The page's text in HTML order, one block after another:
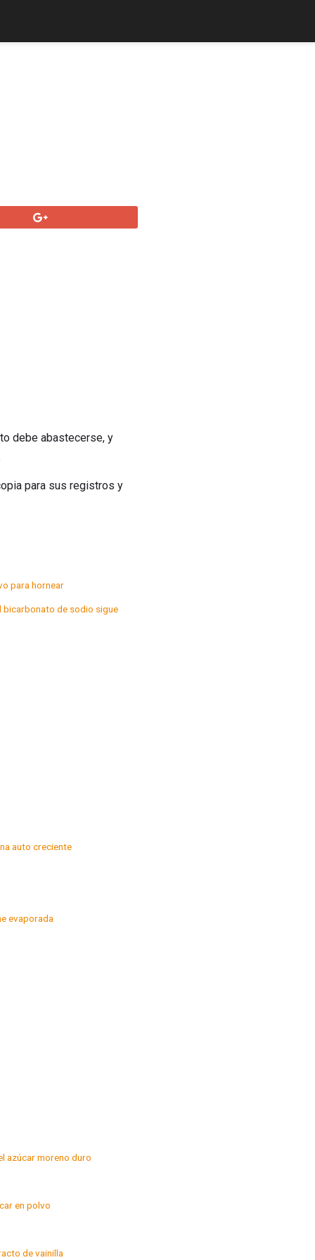
debe abastecerse, y
para sus registros y
para hornear
bicarbonato de sodio sigue
auto creciente
evaporada
azúcar moreno duro
en polvo
de vainilla